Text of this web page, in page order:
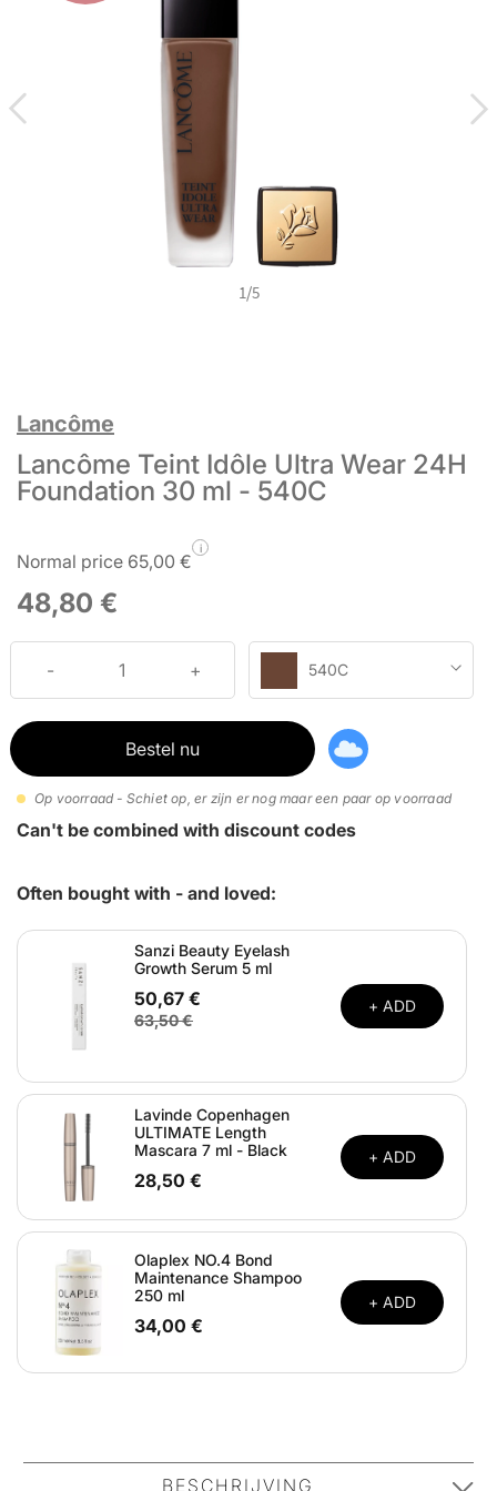
1/5
Lancôme
Lancôme Teint Idôle Ultra Wear 24H
Foundation 30 ml - 540C
Normal price 65,00 €
i
48,80 €
540C
Bestel nu
Op voorraad - Schiet op, er zijn er nog maar een paar op voorraad
Can't be combined with discount codes
Often bought with - and loved:
Sanzi Beauty Eyelash
Growth Serum 5 ml
50,67 €
63,50 €
+ ADD
Lavinde Copenhagen
ULTIMATE Length
Mascara 7 ml - Black
28,50 €
+ ADD
Olaplex NO.4 Bond
Maintenance Shampoo
250 ml
34,00 €
+ ADD
BESCHRIJVING